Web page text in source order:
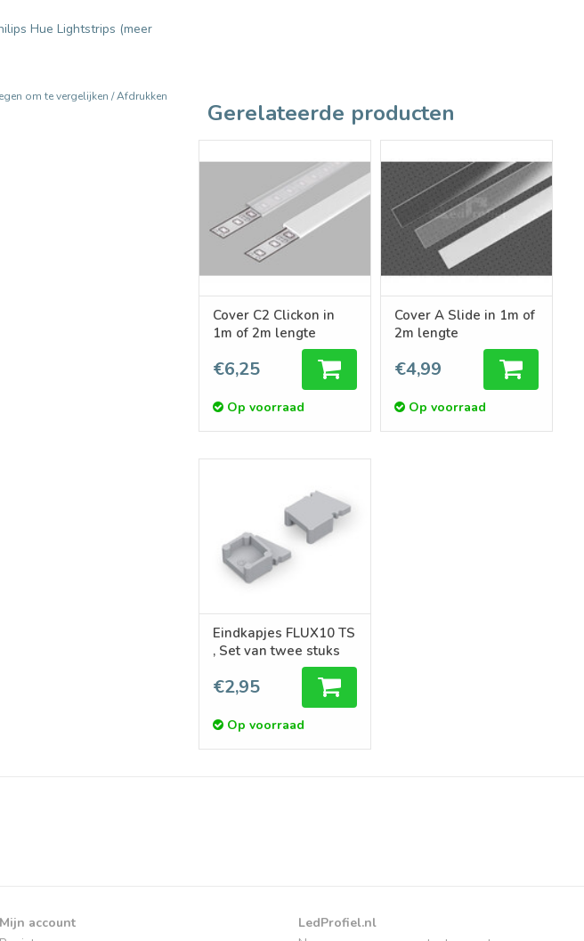
Hue Lightstrips (meer
Gerelateerde producten
Cover C2 Clickon in
1m of 2m lengte
€6,25
Op voorraad
Cover A Slide in 1m of
2m lengte
€4,99
Op voorraad
Eindkapjes FLUX10 TS
, Set van twee stuks
€2,95
Op voorraad
om te vergelijken /Afdrukken
Mijn account
LedProfiel.nl